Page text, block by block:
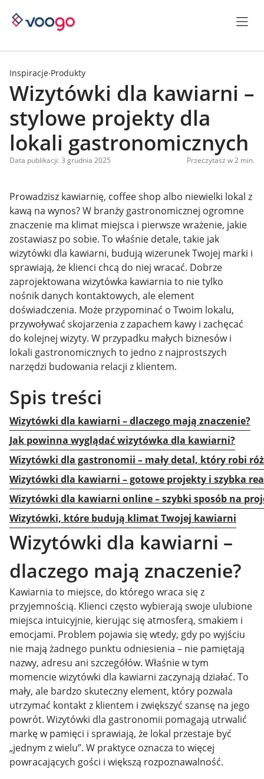
Inspiracje·Produkty
Wizytówki dla kawiarni –
stylowe projekty dla
lokali gastronomicznych
Data publikacji: 3 grudnia 2025 Przeczytasz w 2 min.
Prowadzisz kawiarnię, coffee shop albo niewielki lokal z
kawą na wynos? W branży gastronomicznej ogromne
znaczenie ma klimat miejsca i pierwsze wrażenie, jakie
zostawiasz po sobie. To właśnie detale, takie jak
wizytówki dla kawiarni, budują wizerunek Twojej marki i
sprawiają, że klienci chcą do niej wracać. Dobrze
zaprojektowana wizytówka kawiarnia to nie tylko
nośnik danych kontaktowych, ale element
doświadczenia. Może przypominać o Twoim lokalu,
przywoływać skojarzenia z zapachem kawy i zachęcać
do kolejnej wizyty. W przypadku małych biznesów i
lokali gastronomicznych to jedno z najprostszych
narzędzi budowania relacji z klientem.
Spis treści
Wizytówki dla kawiarni – dlaczego mają znaczenie?
Jak powinna wyglądać wizytówka dla kawiarni?
Wizytówki dla gastronomii – mały detal, który robi
Wizytówki dla kawiarni – gotowe projekty i szybka
Wizytówki dla kawiarni online – szybki sposób na
Wizytówki, które budują klimat Twojej kawiarni
Wizytówki dla kawiarni –
dlaczego mają znaczenie?
Kawiarnia to miejsce, do którego wraca się z
przyjemnością. Klienci często wybierają swoje ulubione
miejsca intuicyjnie, kierując się atmosferą, smakiem i
emocjami. Problem pojawia się wtedy, gdy po wyjściu
nie mają żadnego punktu odniesienia – nie pamiętają
nazwy, adresu ani szczegółów. Właśnie w tym
momencie wizytówki dla kawiarni zaczynają działać. To
mały, ale bardzo skuteczny element, który pozwala
utrzymać kontakt z klientem i zwiększyć szansę na jego
powrót. Wizytówki dla gastronomii pomagają utrwalić
markę w pamięci i sprawiają, że lokal przestaje być
„jednym z wielu”. W praktyce oznacza to więcej
powracających gości i większą rozpoznawalność.